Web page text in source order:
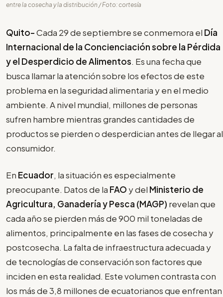
entre la cosecha y la distribución / Foto: cortesía
Quito-Cada 29 de septiembre se conmemora el Día
Internacional de la Concienciación sobre la Pérdida
y el Desperdicio de Alimentos. Es una fecha que
busca llamar la atención sobre los efectos de este
problema en la seguridad alimentaria y en el medio
ambiente. A nivel mundial, millones de personas
sufren hambre mientras grandes cantidades de
productos se pierden o desperdician antes de llegar al
consumidor.
En Ecuador, la situación es especialmente
preocupante. Datos de la FAO y del Ministerio de
Agricultura, Ganadería y Pesca (MAGP) revelan que
cada año se pierden más de 900 mil toneladas de
alimentos, principalmente en las fases de cosecha y
postcosecha. La falta de infraestructura adecuada y
de tecnologías de conservación son factores que
inciden en esta realidad. Este volumen contrasta con
los más de 3,8 millones de ecuatorianos que enfrentan